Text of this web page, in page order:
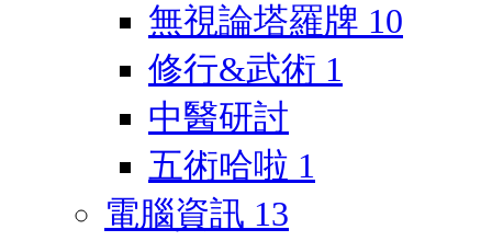
無視論塔羅牌 10
修行&武術 1
中醫研討
五術哈啦 1
電腦資訊 13